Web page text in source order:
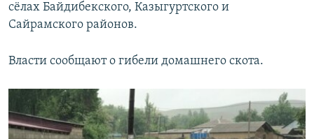
сёлах Байдибекского, Казыгуртского и
Сайрамского районов.
Власти сообщают о гибели домашнего скота.